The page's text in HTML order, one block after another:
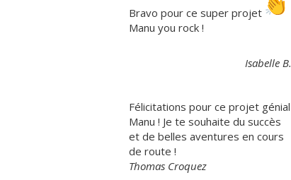
Bravo pour ce super projet
Manu you rock !
Isabelle B.
Félicitations pour ce projet génial
Manu ! Je te souhaite du succès
et de belles aventures en cours
de route !
Thomas Croquez